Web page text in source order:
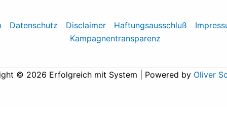
Datenschutz Disclaimer Haftungsausschluß
Kampagnentransparenz
© 2026 Erfolgreich mit System | Powered by Oliver